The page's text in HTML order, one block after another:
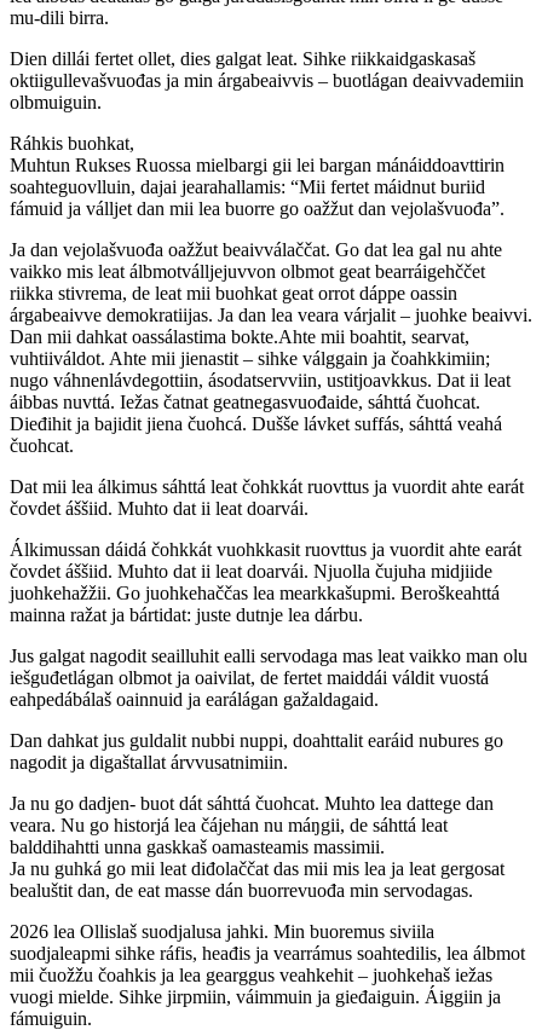
mu-dili birra.
Dien dillái fertet ollet, dies galgat leat. Sihke riikkaidgaskasaš
oktiigullevašvuođas ja min árgabeaivvis – buotlágan deaivvademiin
olbmuiguin.
Ráhkis buohkat,
Muhtun Rukses Ruossa mielbargi gii lei bargan mánáiddoavttirin
soahteguovlluin, dajai jearahallamis: “Mii fertet máidnut buriid
fámuid ja válljet dan mii lea buorre go oažžut dan vejolašvuođa”.
Ja dan vejolašvuođa oažžut beaivválaččat. Go dat lea gal nu ahte
vaikko mis leat álbmotválljejuvvon olbmot geat bearráigehččet
riikka stivrema, de leat mii buohkat geat orrot dáppe oassin
árgabeaivve demokratiijas. Ja dan lea veara várjalit – juohke beaivvi.
Dan mii dahkat oassálastima bokte.Ahte mii boahtit, searvat,
vuhtiiváldot. Ahte mii jienastit – sihke válggain ja čoahkkimiin;
nugo váhnenlávdegottiin, ásodatservviin, ustitjoavkkus. Dat ii leat
áibbas nuvttá. Iežas čatnat geatnegasvuođaide, sáhttá čuohcat.
Dieđihit ja bajidit jiena čuohcá. Dušše lávket suffás, sáhttá veahá
čuohcat.
Dat mii lea álkimus sáhttá leat čohkkát ruovttus ja vuordit ahte earát
čovdet áššiid. Muhto dat ii leat doarvái.
Álkimussan dáidá čohkkát vuohkkasit ruovttus ja vuordit ahte earát
čovdet áššiid. Muhto dat ii leat doarvái. Njuolla čujuha midjiide
juohkehažžii. Go juohkehaččas lea mearkkašupmi. Beroškeahttá
mainna ražat ja bártidat: juste dutnje lea dárbu.
Jus galgat nagodit seailluhit ealli servodaga mas leat vaikko man olu
iešguđetlágan olbmot ja oaivilat, de fertet maiddái váldit vuostá
eahpedábálaš oainnuid ja earálágan gažaldagaid.
Dan dahkat jus guldalit nubbi nuppi, doahttalit earáid nubures go
nagodit ja digaštallat árvvusatnimiin.
Ja nu go dadjen- buot dát sáhttá čuohcat. Muhto lea dattege dan
veara. Nu go historjá lea čájehan nu máŋgii, de sáhttá leat
balddihahtti unna gaskkaš oamasteamis massimii.
Ja nu guhká go mii leat diđolaččat das mii mis lea ja leat gergosat
bealuštit dan, de eat masse dán buorrevuođa min servodagas.
2026 lea Ollislaš suodjalusa jahki. Min buoremus siviila
suodjaleapmi sihke ráfis, heađis ja vearrámus soahtedilis, lea álbmot
mii čuožžu čoahkis ja lea gearggus veahkehit – juohkehaš iežas
vuogi mielde. Sihke jirpmiin, váimmuin ja gieđaiguin. Áiggiin ja
fámuiguin.